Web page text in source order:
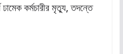
ঢামেক কর্মচারীর মৃত্যু, তদন্তে